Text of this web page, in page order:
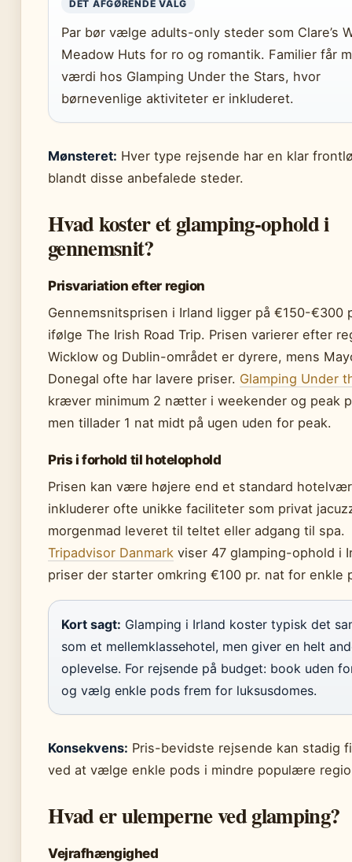
DET AFGØRENDE VALG
Par bør vælge adults-only steder som Clare’s
Meadow Huts for ro og romantik. Familier får
værdi hos Glamping Under the Stars, hvor
børnevenlige aktiviteter er inkluderet.
Mønsteret: Hver type rejsende har en klar
blandt disse anbefalede steder.
Hvad koster et glamping-ophold i
gennemsnit?
Prisvariation efter region
Gennemsnitsprisen i Irland ligger på €150-€300
ifølge The Irish Road Trip. Prisen varierer efter
Wicklow og Dublin-området er dyrere, mens
Donegal ofte har lavere priser. Glamping Under
kræver minimum 2 nætter i weekender og peak
men tillader 1 nat midt på ugen uden for peak.
Pris i forhold til hotelophold
Prisen kan være højere end et standard
inkluderer ofte unikke faciliteter som privat
morgenmad leveret til teltet eller adgang til spa.
Tripadvisor Danmark viser 47 glamping-ophold i
priser der starter omkring €100 pr. nat for enkle
Kort sagt: Glamping i Irland koster typisk det
som et mellemklassehotel, men giver en helt
oplevelse. For rejsende på budget: book uden
og vælg enkle pods frem for luksusdomes.
Konsekvens: Pris-bevidste rejsende kan stadig
ved at vælge enkle pods i mindre populære
Hvad er ulemperne ved glamping?
Vejrafhængighed